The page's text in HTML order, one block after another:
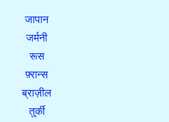
जापान
जर्मनी
रूस
फ़्रान्स
ब्राज़ील
तुर्की